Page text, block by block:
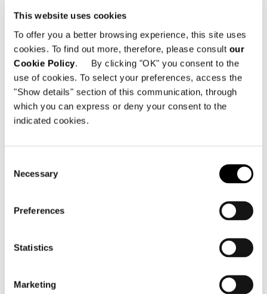
This website uses cookies
To offer you a better browsing experience, this site uses
cookies. To find out more, therefore, please consult our
Cookie Policy. By clicking "OK" you consent to the
use of cookies. To select your preferences, access the
"Show details" section of this communication, through
which you can express or deny your consent to the
indicated cookies.
Selection
Necessary
Preferences
Statistics
Marketing